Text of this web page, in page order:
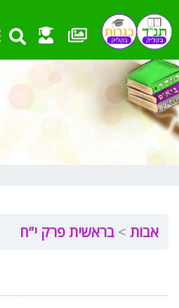
לתוכן
אבות בראשית פרק י”ח